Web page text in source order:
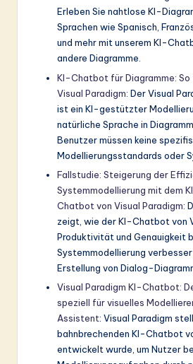
Erleben Sie nahtlose KI-
Sprachen wie Spanisch,
und mehr mit unserem KI-
andere Diagramme.
KI-Chatbot für Diagramme:
Visual Paradigm: Der Visual
ist ein KI-gestützter
natürliche Sprache in
Benutzer müssen keine
Modellierungsstandards oder
Fallstudie: Steigerung der
Systemmodellierung mit dem
Chatbot von Visual Paradigm:
zeigt, wie der KI-Chatbot von
Produktivität und Genauigkeit
Systemmodellierung
Erstellung von Dialog-
Visual Paradigm KI-Chatbot:
speziell für visuelles
Assistent: Visual Paradigm
bahnbrechenden KI-Chatbot
entwickelt wurde, um Nutzer